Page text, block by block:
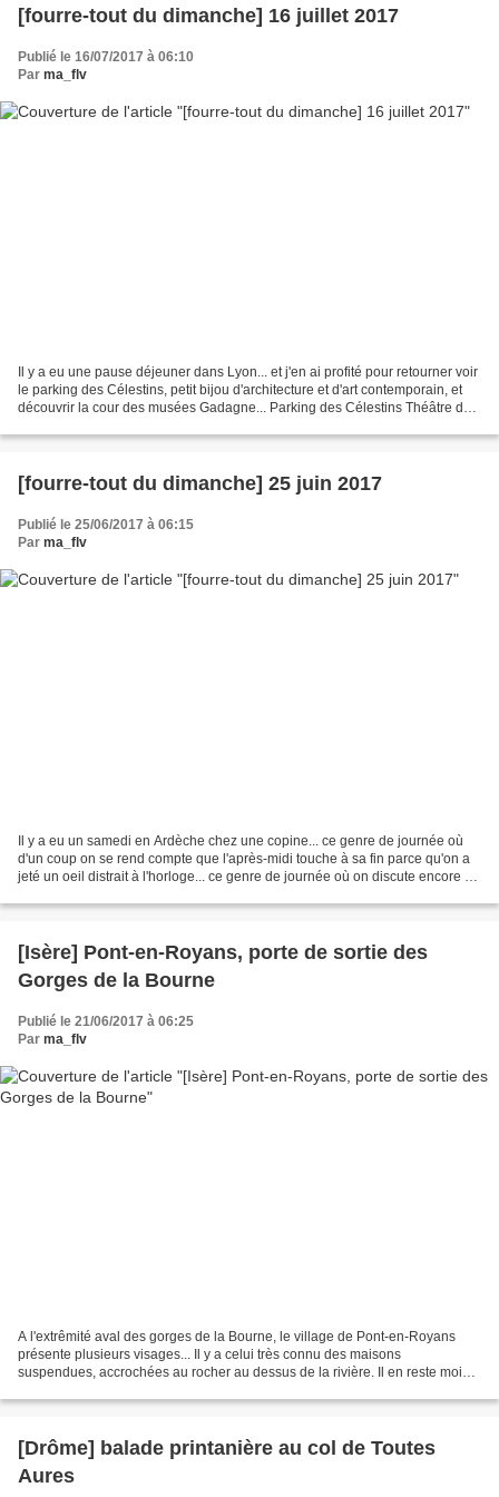
[fourre-tout du dimanche] 16 juillet 2017
Publié le 16/07/2017 à 06:10
Par ma_flv
Il y a eu une pause déjeuner dans Lyon... et j'en ai profité pour retourner voir
le parking des Célestins, petit bijou d'architecture et d'art contemporain, et
découvrir la cour des musées Gadagne... Parking des Célestins Théâtre des
[fourre-tout du dimanche] 25 juin 2017
Publié le 25/06/2017 à 06:15
Par ma_flv
Il y a eu un samedi en Ardèche chez une copine... ce genre de journée où
d'un coup on se rend compte que l'après-midi touche à sa fin parce qu'on a
jeté un oeil distrait à l'horloge... ce genre de journée où on discute encore et
[Isère] Pont-en-Royans, porte de sortie des
Gorges de la Bourne
Publié le 21/06/2017 à 06:25
Par ma_flv
A l'extrêmité aval des gorges de la Bourne, le village de Pont-en-Royans
présente plusieurs visages... Il y a celui très connu des maisons
suspendues, accrochées au rocher au dessus de la rivière. Il en reste moins
[Drôme] balade printanière au col de Toutes
Aures